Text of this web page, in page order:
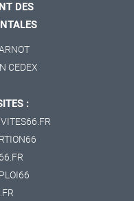
DES
CEDEX
: